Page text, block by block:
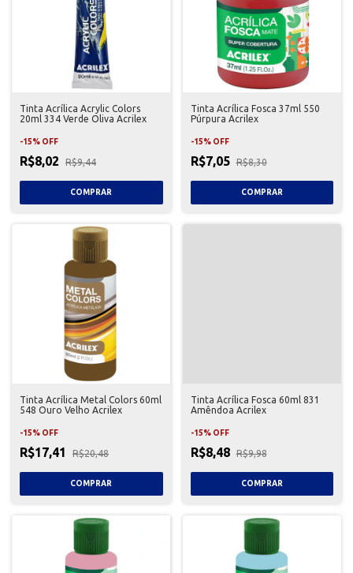
Tinta Acrílica Acrylic Colors
20ml 334 Verde Oliva Acrilex
-15% OFF
R$8,02 R$9,44
Tinta Acrílica Fosca 37ml 550
Púrpura Acrilex
-15% OFF
R$7,05 R$8,30
Tinta Acrílica Metal Colors 60ml
548 Ouro Velho Acrilex
-15% OFF
R$17,41 R$20,48
Tinta Acrílica Fosca 60ml 831
Amêndoa Acrilex
-15% OFF
R$8,48 R$9,98